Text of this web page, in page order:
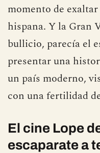
momento de
hispana. Y la Gran
bullicio, parecía el
presentar una
un país moderno,
con una fertilidad
El cine Lope
escaparate a